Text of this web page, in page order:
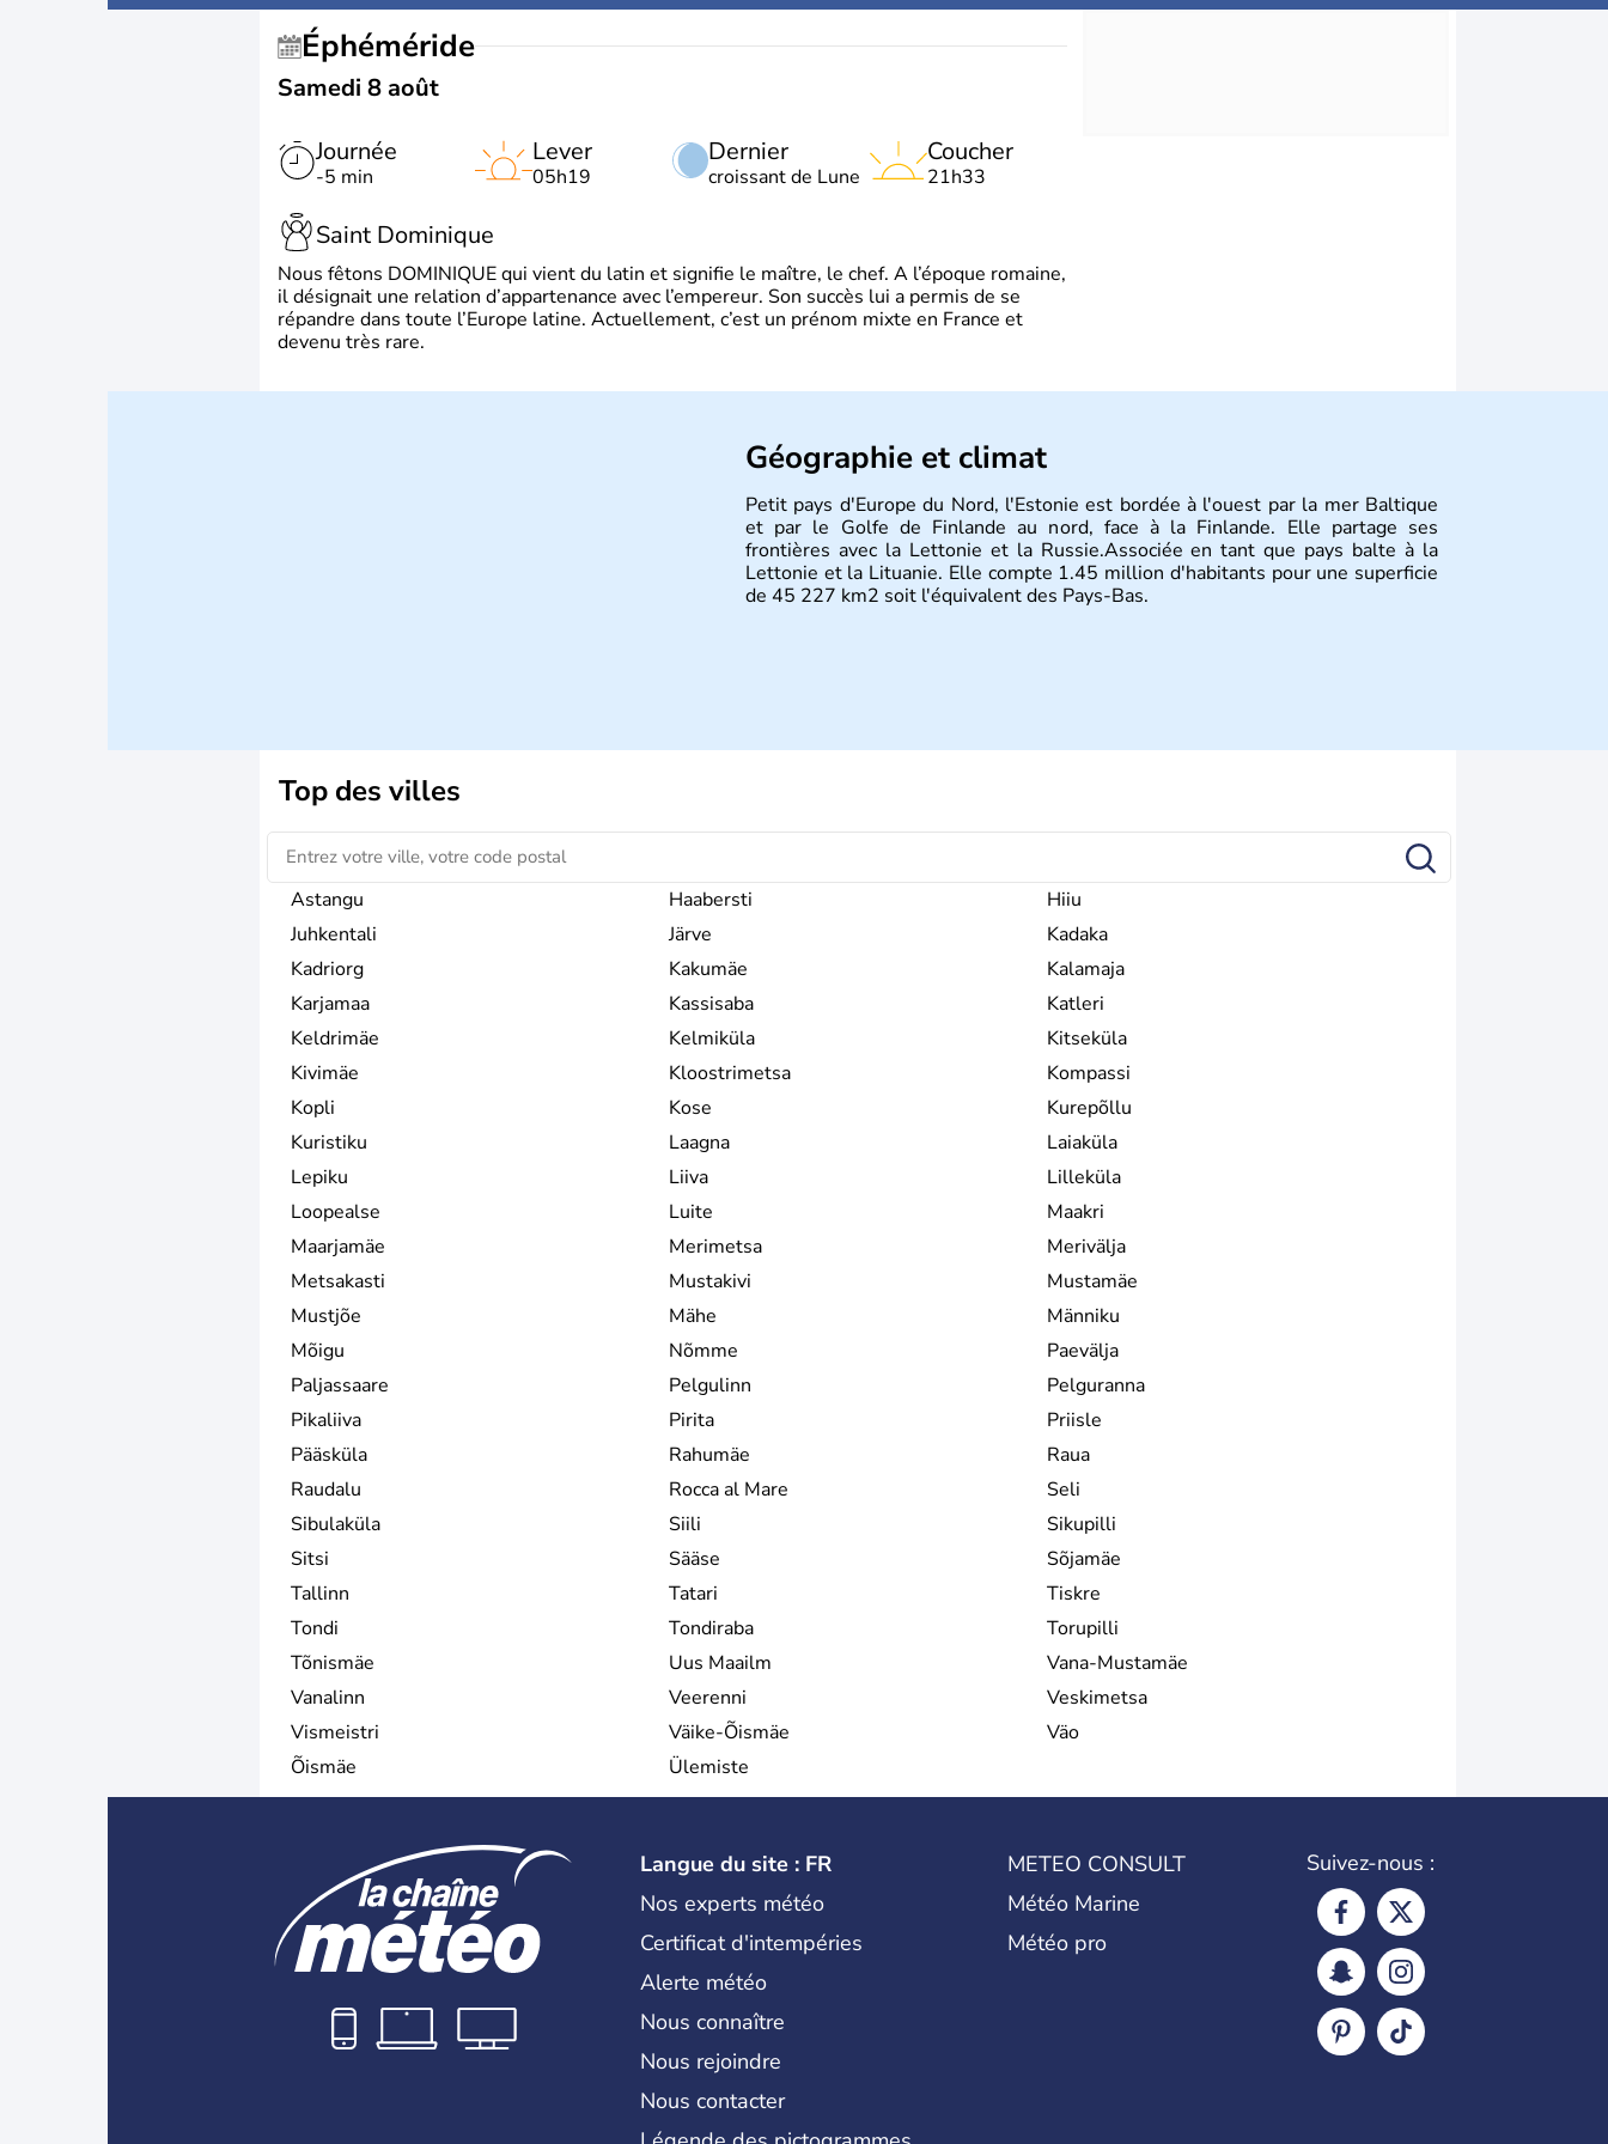
Éphéméride
Samedi 8 août
Journée
-5 min
Dernier
croissant de Lune
Lever
05h19
Coucher
21h33
Saint Dominique
Nous fêtons DOMINIQUE qui vient du latin et signifie le maître, le chef. A l’époque romaine,
il désignait une relation d’appartenance avec l’empereur. Son succès lui a permis de se
répandre dans toute l’Europe latine. Actuellement, c’est un prénom mixte en France et
devenu très rare.
Géographie et climat
Petit pays d'Europe du Nord, l'Estonie est bordée à l'ouest par la mer Baltique
et par le Golfe de Finlande au nord, face à la Finlande. Elle partage ses
frontières avec la Lettonie et la Russie.Associée en tant que pays balte à la
Lettonie et la Lituanie. Elle compte 1.45 million d'habitants pour une superficie
de 45 227 km2 soit l'équivalent des Pays-Bas.
Top des villes
Astangu Haabersti
Hiiu
Juhkentali
Järve
Kadaka
Kadriorg
Kakumäe
Kalamaja
Karjamaa
Kassisaba
Katleri
Keldrimäe
Kelmiküla
Kitseküla
Kivimäe
Kloostrimetsa
Kompassi
Kopli
Kose
Kurepõllu
Kuristiku
Laagna
Laiaküla
Lepiku
Liiva
Lilleküla
Loopealse
Luite
Maakri
Maarjamäe
Merimetsa
Merivälja
Metsakasti
Mustakivi
Mustamäe
Mustjõe
Mähe
Männiku
Mõigu
Nõmme
Paevälja
Paljassaare
Pelgulinn
Pelguranna
Pikaliiva
Pirita
Priisle
Pääsküla
Rahumäe
Raua
Raudalu
Rocca al Mare
Seli
Sibulaküla
Siili
Sikupilli
Sitsi
Sääse
Sõjamäe
Tallinn
Tatari
Tiskre
Tondi
Tondiraba
Torupilli
Tõnismäe
Uus Maailm
Vana-Mustamäe
Vanalinn
Veerenni
Veskimetsa
Vismeistri
Väike-Õismäe
Väo
Õismäe
Ülemiste
Langue du site : FR
Nos experts météo
Certificat d'intempéries
Alerte météo
Nous connaître
Nous rejoindre
Nous contacter
METEO CONSULT
Météo Marine
Météo pro
Suivez-nous :